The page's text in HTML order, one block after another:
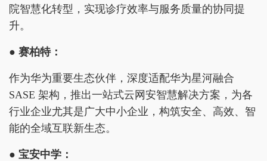
院智慧化转型，实现诊疗效率与服务质量的协同提
升。
● 赛柏特：
作为华为重要生态伙伴，深度适配华为星河融合
SASE 架构，推出一站式云网安智慧解决方案，为各
行业企业尤其是广大中小企业，构筑安全、高效、智
能的全域互联新生态。
● 宝安中学：